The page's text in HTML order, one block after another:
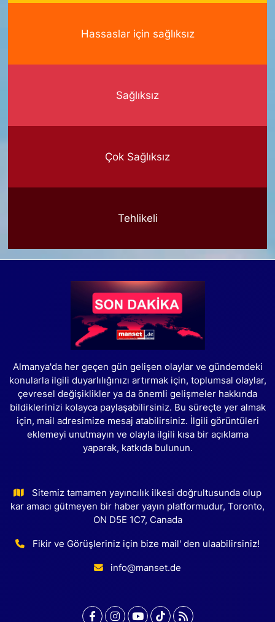
Hassaslar için sağlıksız
Sağlıksız
Çok Sağlıksız
Tehlikeli
Almanya'da her geçen gün gelişen olaylar ve gündemdeki
konularla ilgili duyarlılığınızı artırmak için, toplumsal olaylar,
çevresel değişiklikler ya da önemli gelişmeler hakkında
bildiklerinizi kolayca paylaşabilirsiniz. Bu süreçte yer almak
için, mail adresimize mesaj atabilirsiniz. İlgili görüntüleri
eklemeyi unutmayın ve olayla ilgili kısa bir açıklama
yaparak, katkıda bulunun.
Sitemiz tamamen yayıncılık ilkesi doğrultusunda olup
kar amacı gütmeyen bir haber yayın platformudur, Toronto,
ON D5E 1C7, Canada
Fikir ve Görüşleriniz için bize mail' den ulaabilirsiniz!
info@manset.de